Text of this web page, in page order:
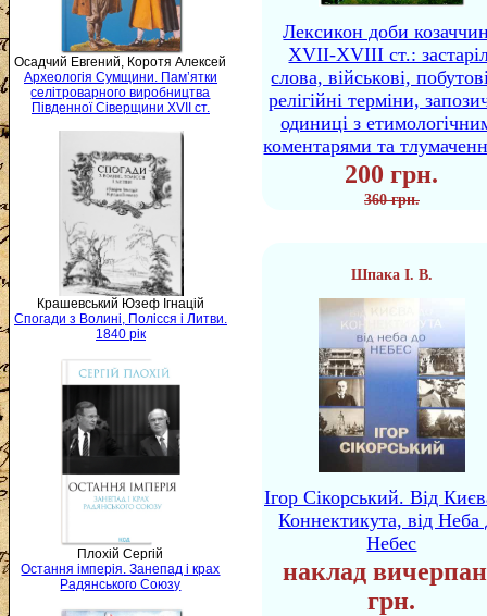
Осадчий Евгений, Коротя Алексей
Археологія Сумщини. Пам’ятки
селітроварного виробництва
Південної Сіверщини XVII ст.
Крашевський Юзеф Ігнацій
Спогади з Волині, Полісся і Литви.
1840 рік
Плохій Сергій
Остання імперія. Занепад і крах
Радянського Союзу
Лексикон доби
XVII-XVIII ст.:
слова, військові,
релігійні терміни,
одиниці з
коментарями та
200 грн.
360 грн.
Шпака І. В.
Ігор Сікорський. Від
Коннектикута, від Неба
Небес
наклад
грн.